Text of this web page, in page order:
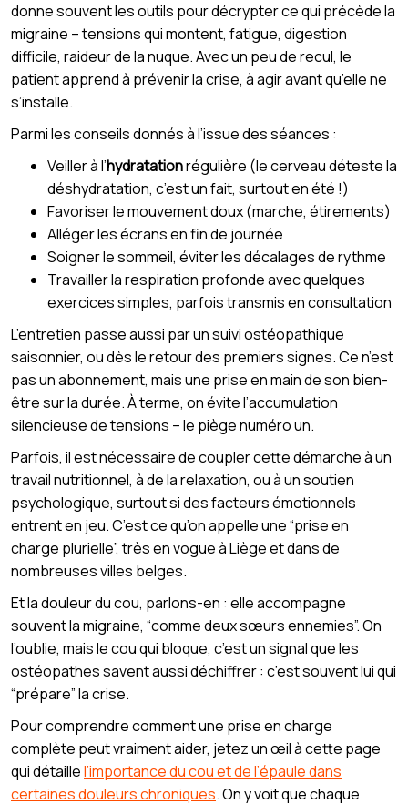
donne souvent les outils pour décrypter ce qui précède la
migraine – tensions qui montent, fatigue, digestion
difficile, raideur de la nuque. Avec un peu de recul, le
patient apprend à prévenir la crise, à agir avant qu’elle ne
s’installe.
Parmi les conseils donnés à l’issue des séances :
Veiller à l’hydratationrégulière (le cerveau déteste la
déshydratation, c’est un fait, surtout en été !)
Favoriser le mouvement doux (marche, étirements)
Alléger les écrans en fin de journée
Soigner le sommeil, éviter les décalages de rythme
Travailler la respiration profonde avec quelques
exercices simples, parfois transmis en consultation
L’entretien passe aussi par un suivi ostéopathique
saisonnier, ou dès le retour des premiers signes. Ce n’est
pas un abonnement, mais une prise en main de son bien-
être sur la durée. À terme, on évite l’accumulation
silencieuse de tensions – le piège numéro un.
Parfois, il est nécessaire de coupler cette démarche à un
travail nutritionnel, à de la relaxation, ou à un soutien
psychologique, surtout si des facteurs émotionnels
entrent en jeu. C’est ce qu’on appelle une “prise en
charge plurielle”, très en vogue à Liège et dans de
nombreuses villes belges.
Et la douleur du cou, parlons-en : elle accompagne
souvent la migraine, “comme deux sœurs ennemies”. On
l’oublie, mais le cou qui bloque, c’est un signal que les
ostéopathes savent aussi déchiffrer : c’est souvent lui qui
“prépare” la crise.
Pour comprendre comment une prise en charge
complète peut vraiment aider, jetez un œil à cette page
qui détaillel’importance du cou et de l’épaule dans
certaines douleurs chroniques. On y voit que chaque